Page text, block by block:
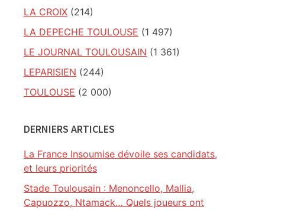
LA CROIX (214)
LA DEPECHE TOULOUSE (1 497)
LE JOURNAL TOULOUSAIN (1 361)
LEPARISIEN (244)
TOULOUSE (2 000)
DERNIERS ARTICLES
La France Insoumise dévoile ses candidats,
et leurs priorités
Stade Toulousain : Menoncello, Mallia,
Capuozzo, Ntamack… Quels joueurs ont